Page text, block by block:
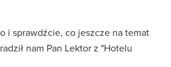
i sprawdźcie, co jeszcze na temat
nam Pan Lektor z "Hotelu